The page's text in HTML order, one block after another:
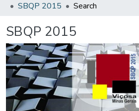
SBQP 2015
Search
SBQP 2015